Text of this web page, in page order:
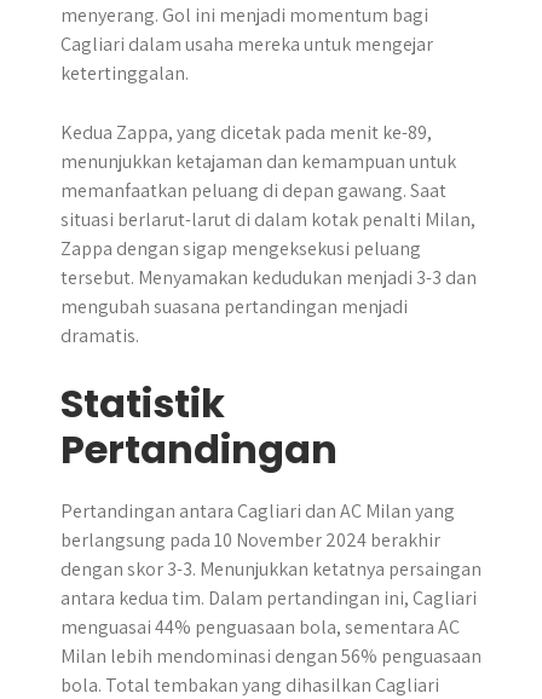
menyerang. Gol ini menjadi momentum bagi
Cagliari dalam usaha mereka untuk mengejar
ketertinggalan.
Kedua Zappa, yang dicetak pada menit ke-89,
menunjukkan ketajaman dan kemampuan untuk
memanfaatkan peluang di depan gawang. Saat
situasi berlarut-larut di dalam kotak penalti Milan,
Zappa dengan sigap mengeksekusi peluang
tersebut. Menyamakan kedudukan menjadi 3-3 dan
mengubah suasana pertandingan menjadi
dramatis.
Statistik
Pertandingan
​Pertandingan antara Cagliari dan AC Milan yang
berlangsung pada 10 November 2024 berakhir
dengan skor 3-3. Menunjukkan ketatnya persaingan
antara kedua tim.​ Dalam pertandingan ini, Cagliari
menguasai 44% penguasaan bola, sementara AC
Milan lebih mendominasi dengan 56% penguasaan
bola. Total tembakan yang dihasilkan Cagliari